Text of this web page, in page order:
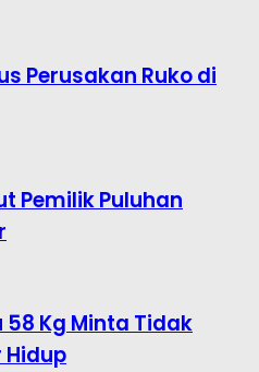
Perusakan Ruko di
Pemilik Puluhan
Kg Minta Tidak
Hidup